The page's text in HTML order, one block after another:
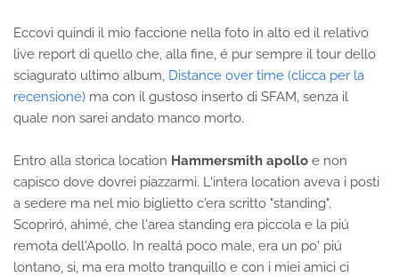
Eccovi quindi il mio faccione nella foto in alto ed il relativo
live report di quello che, alla fine, é pur sempre il tour dello
sciagurato ultimo album, Distance over time (clicca per la
recensione) ma con il gustoso inserto di SFAM, senza il
quale non sarei andato manco morto.
Entro alla storica location Hammersmith apollo e non
capisco dove dovrei piazzarmi. L'intera location aveva i posti
a sedere ma nel mio biglietto c'era scritto "standing".
Scopriró, ahimé, che l'area standing era piccola e la piú
remota dell'Apollo. In realtá poco male, era un po' piú
lontano, si, ma era molto tranquillo e con i miei amici ci